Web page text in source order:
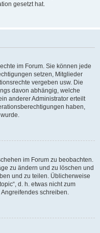
gesetzt hat.
im Forum. Sie können jede
setzen, Mitglieder
vergeben usw. Die
davon abhängig, welche
anderer Administrator erteilt
haben,
im Forum zu beobachten.
zu ändern und zu löschen und
und zu teilen. Üblicherweise
d. h. etwas nicht zum
schreiben.